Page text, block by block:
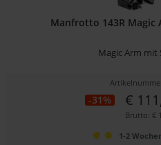
Manfrotto 143R Magic
Magic Arm mit
-31% €
Brutto: €
1-2